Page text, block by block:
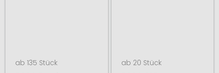
ab 135 Stück ab 20 Stück